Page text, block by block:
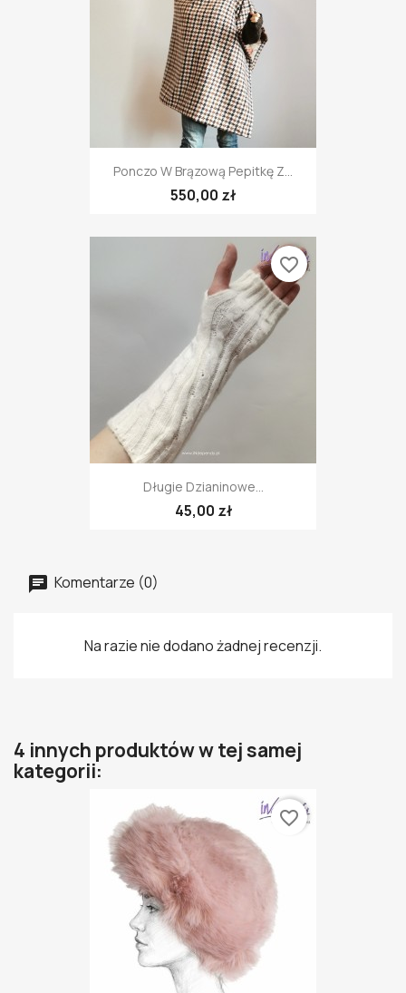
Ponczo W Brązową Pepitkę Z...
550,00 zł
Długie Dzianinowe...
45,00 zł
favorite_border
Komentarze (0)
Na razie nie dodano żadnej recenzji.
4 innych produktów w tej samej
kategorii:
favorite_border